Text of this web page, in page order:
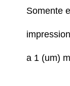
Somente
a 1 (um)